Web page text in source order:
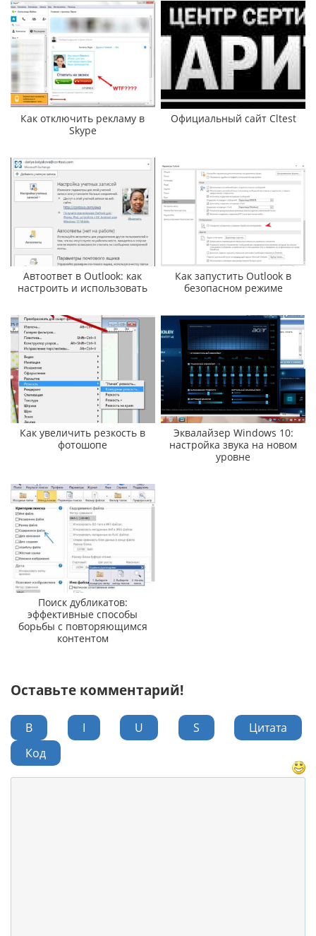
Как отключить рекламу в
Skype
Официальный сайт Cltest
Автоответ в Outlook: как
настроить и использовать
Как запустить Outlook в
безопасном режиме
Как увеличить резкость в
фотошопе
Эквалайзер Windows 10:
настройка звука на новом
уровне
Поиск дубликатов:
эффективные способы
борьбы с повторяющимся
контентом
Оставьте комментарий!
B I U S
Цитата
Код